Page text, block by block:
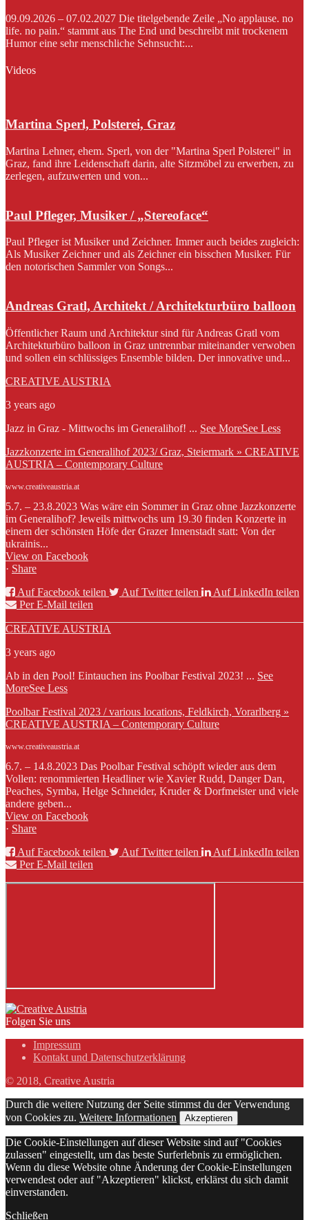
09.09.2026 – 07.02.2027 Die titelgebende Zeile „No applause. no
life. no pain.“ stammt aus The End und beschreibt mit trockenem
Humor eine sehr menschliche Sehnsucht:...
Videos
Martina Sperl, Polsterei, Graz
Martina Lehner, ehem. Sperl, von der "Martina Sperl Polsterei" in
Graz, fand ihre Leidenschaft darin, alte Sitzmöbel zu erwerben, zu
zerlegen, aufzuwerten und von...
Paul Pfleger, Musiker / „Stereoface“
Paul Pfleger ist Musiker und Zeichner. Immer auch beides zugleich:
Als Musiker Zeichner und als Zeichner ein bisschen Musiker. Für
den notorischen Sammler von Songs...
Andreas Gratl, Architekt / Architekturbüro balloon
Öffentlicher Raum und Architektur sind für Andreas Gratl vom
Architekturbüro balloon in Graz untrennbar miteinander verwoben
und sollen ein schlüssiges Ensemble bilden. Der innovative und...
CREATIVE AUSTRIA
3 years ago
Jazz in Graz - Mittwochs im Generalihof! ... See MoreSee Less
Jazzkonzerte im Generalihof 2023/ Graz, Steiermark » CREATIVE
AUSTRIA – Contemporary Culture
www.creativeaustria.at
5.7. – 23.8.2023 Was wäre ein Sommer in Graz ohne Jazzkonzerte
im Generalihof? Jeweils mittwochs um 19.30 finden Konzerte in
einem der schönsten Höfe der Grazer Innenstadt statt: Von der
ukrainis...
View on Facebook
· Share
Auf Facebook teilen
Auf Twitter teilen
Auf LinkedIn teilen
Per E-Mail teilen
CREATIVE AUSTRIA
3 years ago
Ab in den Pool! Eintauchen ins Poolbar Festival 2023! ... See
MoreSee Less
Poolbar Festival 2023 / various locations, Feldkirch, Vorarlberg »
CREATIVE AUSTRIA – Contemporary Culture
www.creativeaustria.at
6.7. – 14.8.2023 Das Poolbar Festival schöpft wieder aus dem
Vollen: renommierten Headliner wie Xavier Rudd, Danger Dan,
Peaches, Symba, Helge Schneider, Kruder & Dorfmeister und viele
andere geben...
View on Facebook
· Share
Auf Facebook teilen
Auf Twitter teilen
Auf LinkedIn teilen
Per E-Mail teilen
Folgen Sie uns
Impressum
Kontakt und Datenschutzerklärung
© 2018, Creative Austria
Durch die weitere Nutzung der Seite stimmst du der Verwendung
von Cookies zu. Weitere Informationen Akzeptieren
Die Cookie-Einstellungen auf dieser Website sind auf "Cookies
zulassen" eingestellt, um das beste Surferlebnis zu ermöglichen.
Wenn du diese Website ohne Änderung der Cookie-Einstellungen
verwendest oder auf "Akzeptieren" klickst, erklärst du sich damit
einverstanden.
Schließen